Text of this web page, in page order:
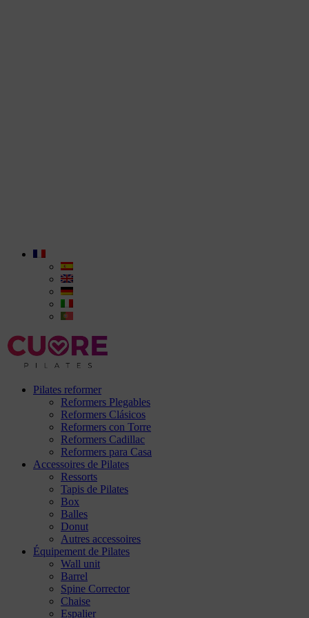
Pilates reformer
Reformers Plegables
Reformers Clásicos
Reformers con Torre
Reformers Cadillac
Reformers para Casa
Accessoires de Pilates
Ressorts
Tapis de Pilates
Box
Balles
Donut
Autres accessoires
Équipement de Pilates
Wall unit
Barrel
Spine Corrector
Chaise
Espalier